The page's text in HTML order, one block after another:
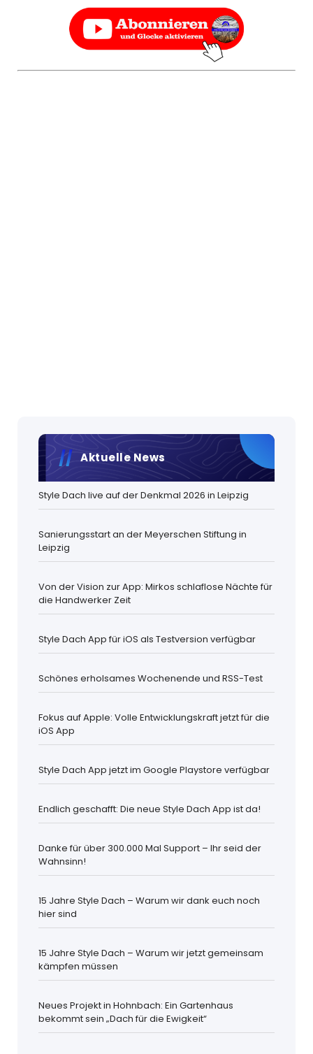
Aktuelle News
Style Dach live auf der Denkmal 2026 in Leipzig
Sanierungsstart an der Meyerschen Stiftung in
Leipzig
Von der Vision zur App: Mirkos schlaflose Nächte für
die Handwerker Zeit
Style Dach App für iOS als Testversion verfügbar
Schönes erholsames Wochenende und RSS-Test
Fokus auf Apple: Volle Entwicklungskraft jetzt für die
iOS App
Style Dach App jetzt im Google Playstore verfügbar
Endlich geschafft: Die neue Style Dach App ist da!
Danke für über 300.000 Mal Support – Ihr seid der
Wahnsinn!
15 Jahre Style Dach – Warum wir dank euch noch
hier sind
15 Jahre Style Dach – Warum wir jetzt gemeinsam
kämpfen müssen
Neues Projekt in Hohnbach: Ein Gartenhaus
bekommt sein „Dach für die Ewigkeit“